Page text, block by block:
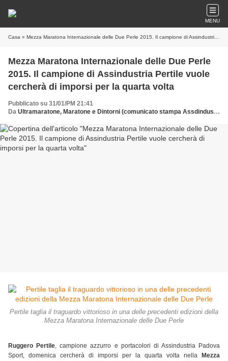
MENU
Casa » Mezza Maratona Internazionale delle Due Perle 2015. Il campione di Assindustria Pertile vuole cercherà di imporsi per la quarta volta
Mezza Maratona Internazionale delle Due Perle
2015. Il campione di Assindustria Pertile vuole
cercherà di imporsi per la quarta volta
Pubblicato su 31/01/PM 21:41
Da Ultramaratone, Maratone e Dintorni (comunicato stampa Assdindustria)
Pertile taglia il traguardo vittorioso in una delle precedenti edizioni della
Mezza Maratona Internazionale delle Due Perle
Ruggero Pertile, campione azzurro e portacolori di Assindustria Padova
Sport, domenica cercherà di imporsi per la quarta volta nella
Mezza